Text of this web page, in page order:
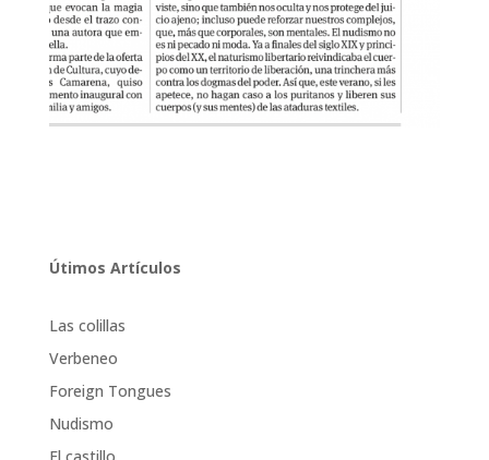
Útimos Artículos
Las colillas
Verbeneo
Foreign Tongues
Nudismo